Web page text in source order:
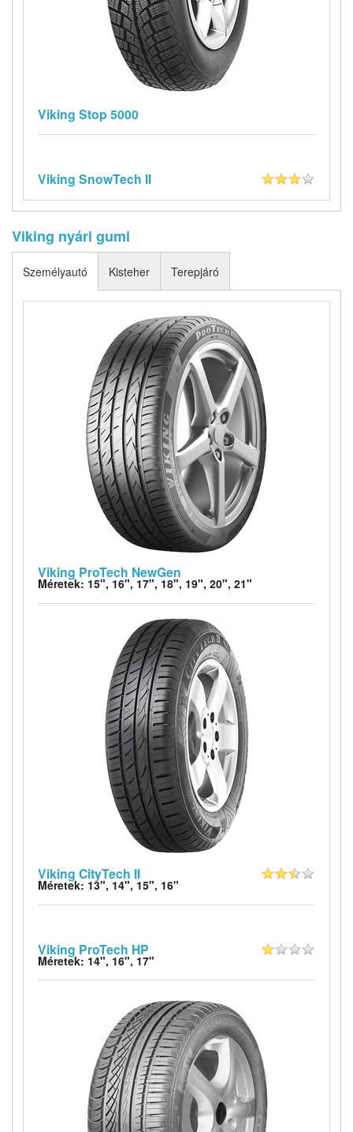
Viking Stop 5000
Viking SnowTech II
Viking nyári gumi
Személyautó
Viking ProTech NewGen
Méretek: 15", 16", 17", 18", 19", 20", 21"
Viking CityTech II
Méretek: 13", 14", 15", 16"
Viking ProTech HP
Méretek: 14", 16", 17"
Kisteher Terepjáró